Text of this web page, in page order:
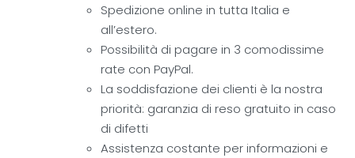
Spedizione online in tutta Italia e
all’estero.
Possibilità di pagare in 3 comodissime
rate con PayPal.
La soddisfazione dei clienti è la nostra
priorità: garanzia di reso gratuito in caso
di difetti
Assistenza costante per informazioni e